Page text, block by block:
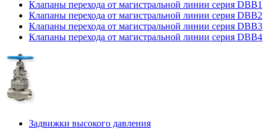
Клапаны перехода от магистральной линии серия DBB1
Клапаны перехода от магистральной линии серия DBB2
Клапаны перехода от магистральной линии серия DBB3
Клапаны перехода от магистральной линии серия DBB4
Задвижки высокого давления